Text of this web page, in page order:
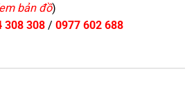
bản đồ)
308 308/ 0977 602 688